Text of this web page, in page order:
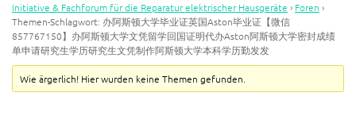
Initiative & Fachforum für die Reparatur elektrischer Hausgeräte › Foren ›
Themen-Schlagwort: 办阿斯顿大学毕业证英国Aston毕业证【微信
857767150】办阿斯顿大学文凭留学回国证明代办Aston阿斯顿大学密封成绩
单申请研究生学历研究生文凭制作阿斯顿大学本科学历勤发发
Wie ärgerlich! Hier wurden keine Themen gefunden.